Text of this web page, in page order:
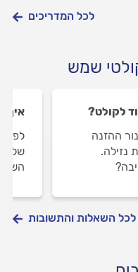
לכל המדריכים
שמש
לקולט?
ההזנה
נזילה.
איך
שלי.
לכל השאלות והתשובות